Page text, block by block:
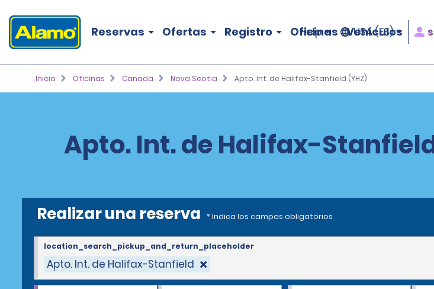
Reservas Ofertas Registro Oficinas Vehículos
Help USA (ES)
Inicio Oficinas Canada Nova Scotia Apto. Int. de Halifax-Stanfield (YHZ)
Apto. Int. de Halifax-
Realizar una reserva * Indica los campos obligatorios
Apto. Int. de Halifax-Stanfield
location_search_pickup_and_return_placeholder